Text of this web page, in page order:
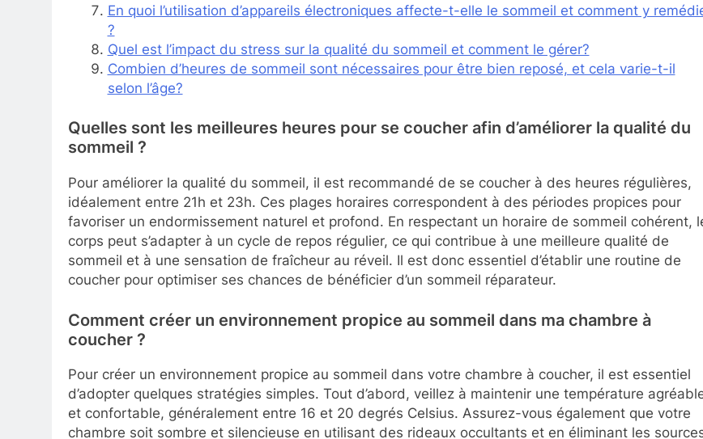
En quoi l’utilisation d’appareils électroniques affecte-t-elle le sommeil et comment y
?
Quel est l’impact du stress sur la qualité du sommeil et comment le gérer?
Combien d’heures de sommeil sont nécessaires pour être bien reposé, et cela varie-t-il
selon l’âge?
Quelles sont les meilleures heures pour se coucher afin d’améliorer la qualité du
sommeil ?
Pour améliorer la qualité du sommeil, il est recommandé de se coucher à des heures régulières,
idéalement entre 21h et 23h. Ces plages horaires correspondent à des périodes propices pour
favoriser un endormissement naturel et profond. En respectant un horaire de sommeil cohérent,
corps peut s’adapter à un cycle de repos régulier, ce qui contribue à une meilleure qualité de
sommeil et à une sensation de fraîcheur au réveil. Il est donc essentiel d’établir une routine de
coucher pour optimiser ses chances de bénéficier d’un sommeil réparateur.
Comment créer un environnement propice au sommeil dans ma chambre à
coucher ?
Pour créer un environnement propice au sommeil dans votre chambre à coucher, il est essentiel
d’adopter quelques stratégies simples. Tout d’abord, veillez à maintenir une température
et confortable, généralement entre 16 et 20 degrés Celsius. Assurez-vous également que votre
chambre soit sombre et silencieuse en utilisant des rideaux occultants et en éliminant les